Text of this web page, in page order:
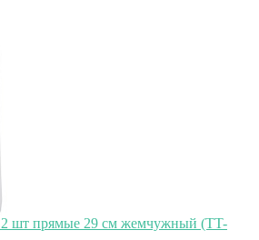
2 шт прямые 29 см жемчужный (TT-